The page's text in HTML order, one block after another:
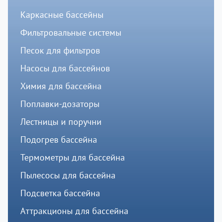
Каркасные бассейны
Фильтровальные системы
Песок для фильтров
Насосы для бассейнов
Химия для бассейна
Поплавки-дозаторы
Лестницы и поручни
Подогрев бассейна
Термометры для бассейна
Пылесосы для бассейна
Подсветка бассейна
Аттракционы для бассейна